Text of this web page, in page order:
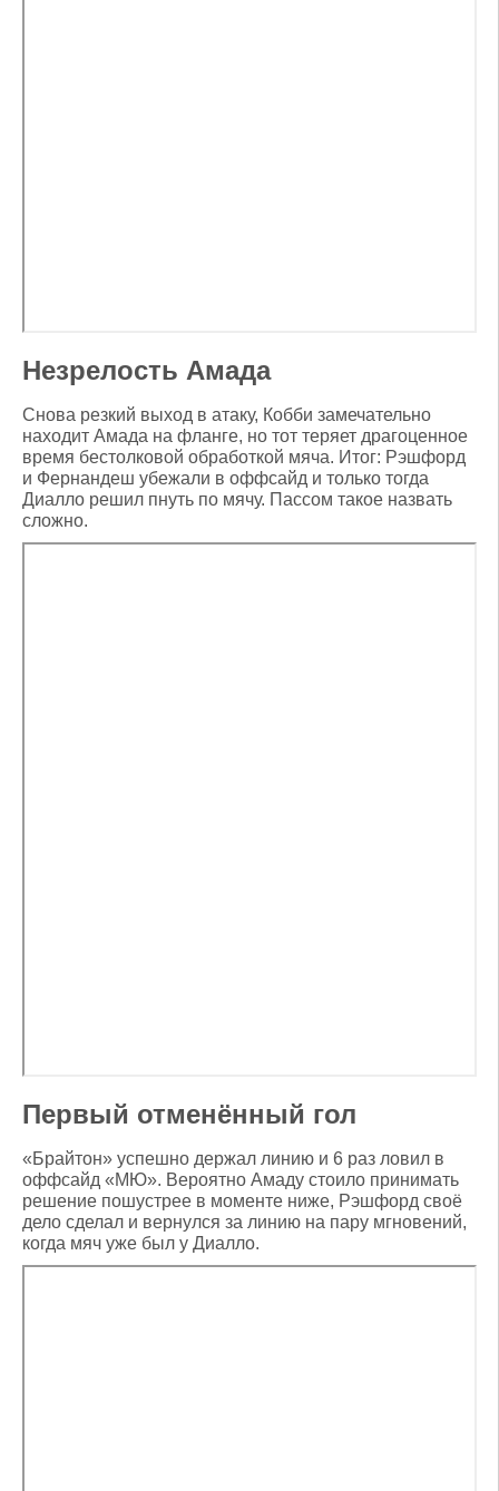
Незрелость Амада
Снова резкий выход в атаку, Кобби замечательно
находит Амада на фланге, но тот теряет драгоценное
время бестолковой обработкой мяча. Итог: Рэшфорд
и Фернандеш убежали в оффсайд и только тогда
Диалло решил пнуть по мячу. Пассом такое назвать
сложно.
Первый отменённый гол
«Брайтон» успешно держал линию и 6 раз ловил в
оффсайд «МЮ». Вероятно Амаду стоило принимать
решение пошустрее в моменте ниже, Рэшфорд своё
дело сделал и вернулся за линию на пару мгновений,
когда мяч уже был у Диалло.